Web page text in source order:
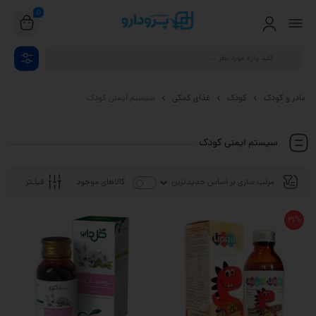
0
مادر و کودک کودک غذای کمکی سیستم ایمنی کودک
سیستم ایمنی کودک
فیلـتر کالاهای موجود
21%